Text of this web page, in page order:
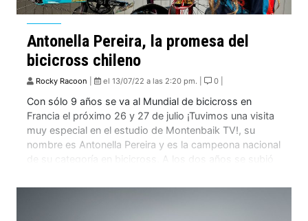
Antonella Pereira, la promesa del
bicicross chileno
Rocky Racoon el 13/07/22 a las 2:20 pm. | 0 |
Con sólo 9 años se va al Mundial de bicicross en
Francia el próximo 26 y 27 de julio ¡Tuvimos una visita
muy especial en el estudio de Montenbaik TV!, su
nombre es Antonella Pereira y es la campeona nacional
de su categoría en bicicross. A los dos años se subió